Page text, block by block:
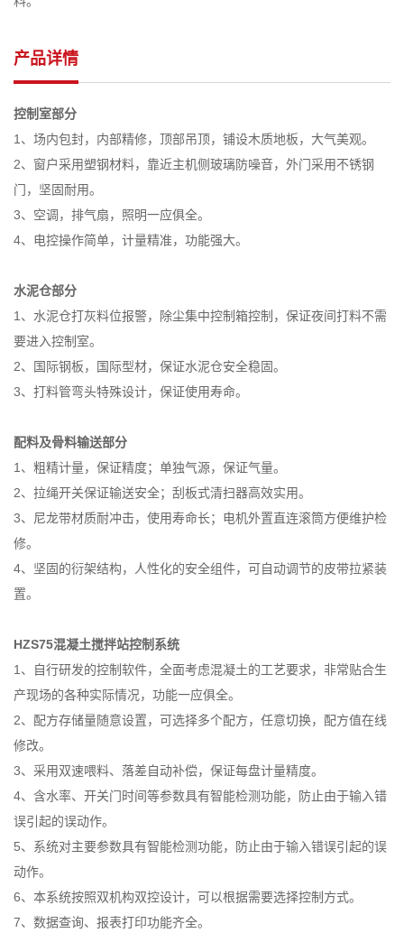
产品详情
控制室部分
1、场内包封，内部精修，顶部吊顶，铺设木质地板，大气美观。
2、窗户采用塑钢材料，靠近主机侧玻璃防噪音，外门采用不锈钢
门，坚固耐用。
3、空调，排气扇，照明一应俱全。
4、电控操作简单，计量精准，功能强大。
水泥仓部分
1、水泥仓打灰料位报警，除尘集中控制箱控制，保证夜间打料不需
要进入控制室。
2、国际钢板，国际型材，保证水泥仓安全稳固。
3、打料管弯头特殊设计，保证使用寿命。
配料及骨料输送部分
1、粗精计量，保证精度；单独气源，保证气量。
2、拉绳开关保证输送安全；刮板式清扫器高效实用。
3、尼龙带材质耐冲击，使用寿命长；电机外置直连滚筒方便维护检
修。
4、坚固的衍架结构，人性化的安全组件，可自动调节的皮带拉紧装
置。
HZS75混凝土搅拌站控制系统
1、自行研发的控制软件，全面考虑混凝土的工艺要求，非常贴合生
产现场的各种实际情况，功能一应俱全。
2、配方存储量随意设置，可选择多个配方，任意切换，配方值在线
修改。
3、采用双速喂料、落差自动补偿，保证每盘计量精度。
4、含水率、开关门时间等参数具有智能检测功能，防止由于输入错
误引起的误动作。
5、系统对主要参数具有智能检测功能，防止由于输入错误引起的误
动作。
6、本系统按照双机构双控设计，可以根据需要选择控制方式。
7、数据查询、报表打印功能齐全。